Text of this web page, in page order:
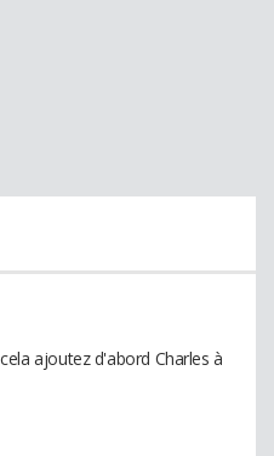
ajoutez d'abord Charles à